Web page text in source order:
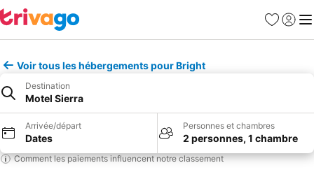
Favoris
Se
Voir tous les hébergements pour Bright
Destination
Motel Sierra
Arrivée/départ
Dates
Personnes et chambres
2 personnes, 1 chambre
Comment les paiements influencent notre classement